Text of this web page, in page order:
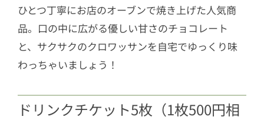
ひとつ丁寧にお店のオーブンで焼き上げた人気商
品。口の中に広がる優しい甘さのチョコレート
と、サクサクのクロワッサンを自宅でゆっくり味
わっちゃいましょう！
ドリンクチケット5枚（1枚500円相